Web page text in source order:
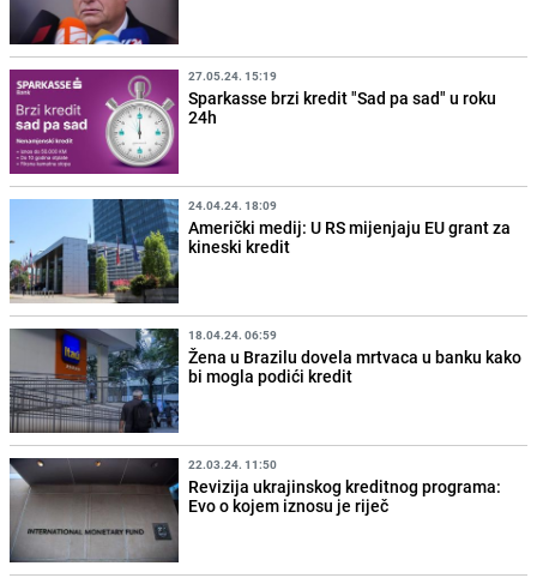
27.05.24. 15:19
Sparkasse brzi kredit "Sad pa sad" u roku
24h
24.04.24. 18:09
Američki medij: U RS mijenjaju EU grant za
kineski kredit
18.04.24. 06:59
Žena u Brazilu dovela mrtvaca u banku kako
bi mogla podići kredit
22.03.24. 11:50
Revizija ukrajinskog kreditnog programa:
Evo o kojem iznosu je riječ